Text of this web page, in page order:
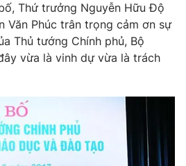
lai
Thứ trưởng Nguyễn Hữu Độ
Văn Phúc trân trọng cảm ơn sự
Thủ tướng Chính phủ, Bộ
vừa là vinh dự vừa là trách